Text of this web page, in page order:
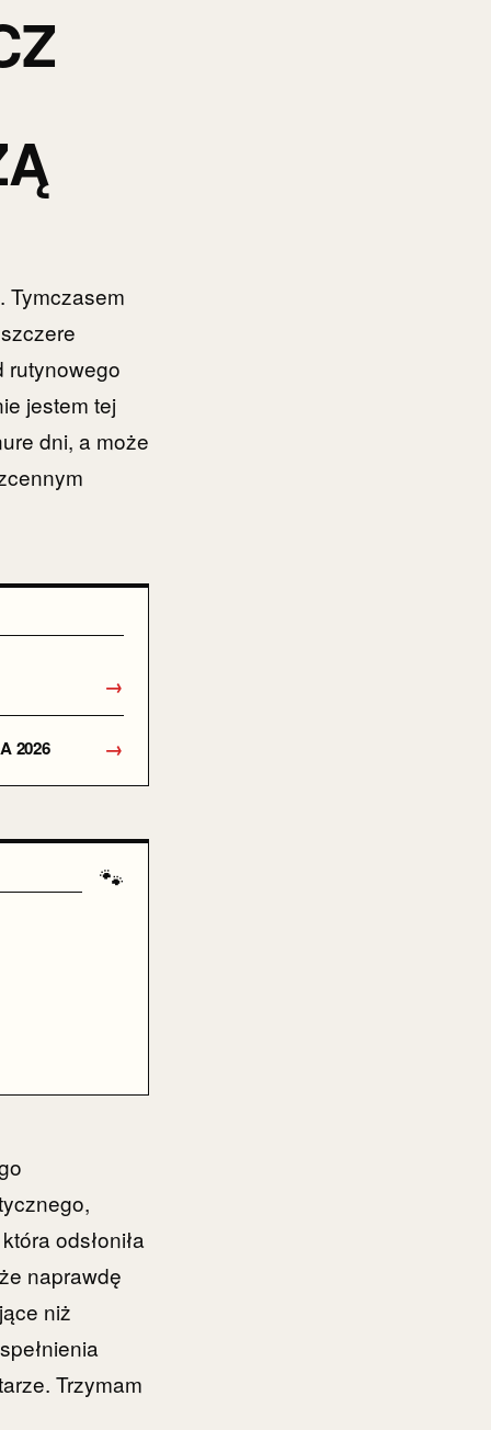
Tymczasem
rutynowego
jestem tej
dni, a może
→
2026 →
🐾
odsłoniła
naprawdę
niż
Trzymam